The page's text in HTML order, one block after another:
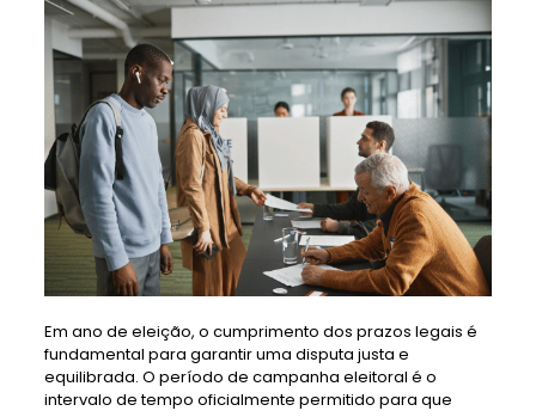
Em ano de eleição, o cumprimento dos prazos legais é
fundamental para garantir uma disputa justa e
equilibrada. O período de campanha eleitoral é o
intervalo de tempo oficialmente permitido para que